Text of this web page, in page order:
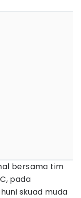
bersama tim
pada
skuad muda